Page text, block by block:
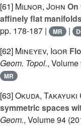
[61] Milnor, John
affinely flat
pp. 178-187 |
MR |
[62] Mineyev, Igor
Geom. Topol., Volume
MR
[63]Okuda, Takayuki
symmetric spaces
Geom., Volume 94